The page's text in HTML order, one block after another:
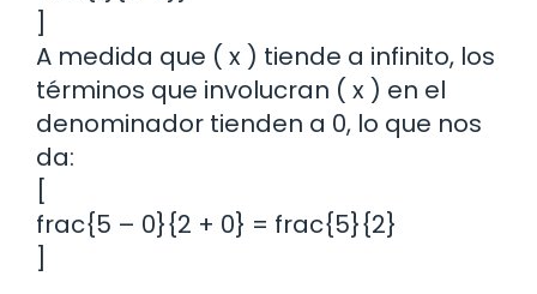
]
A medida que ( x ) tiende a infinito, los
términos que involucran ( x ) en el
denominador tienden a 0, lo que nos
da:
[
frac{5 – 0}{2 + 0} = frac{5}{2}
]